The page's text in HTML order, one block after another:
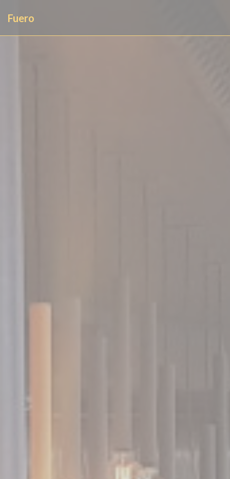
Fuero